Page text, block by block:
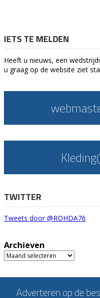
IETS TE MELDEN
Heeft u nieuws, een
u graag op de website ziet
TWITTER
Tweets door @ROHDA76
Archieven
Archieven
Adverteren op de